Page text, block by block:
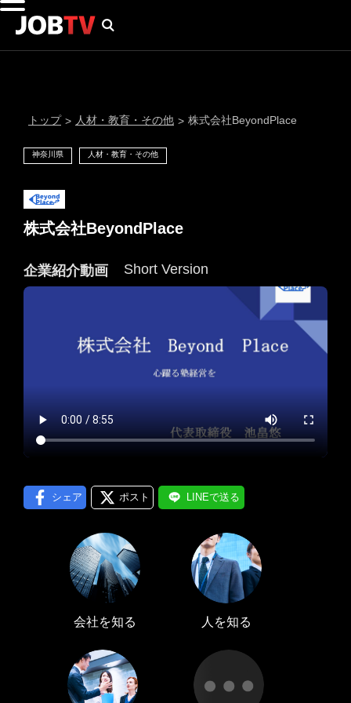
通知設定
トップ > 人材・教育・その他 > 株式会社BeyondPlace
神奈川県 人材・教育・その他
株式会社BeyondPlace
企業紹介動画 Short Version
シェア ポスト LINEで送る
会社を知る 人を知る
にはプロフィール画像のアップロードが必要です
プロフィール編集する
会員登録する ＞